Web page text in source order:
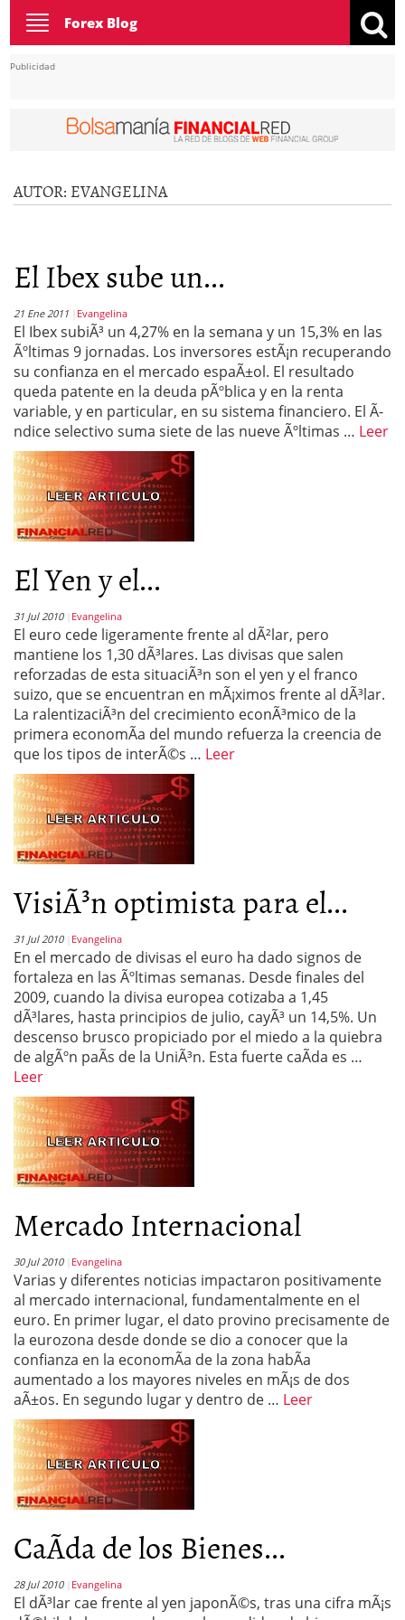
Toggle
navigation
Forex Blog
Publicidad
AUTOR: EVANGELINA
El Ibex sube un...
21 Ene 2011 Evangelina
El Ibex subiÃ³ un 4,27% en la semana y un 15,3% en las
Ãºltimas 9 jornadas. Los inversores estÃ¡n recuperando
su confianza en el mercado espaÃ±ol. El resultado
queda patente en la deuda pÃºblica y en la renta
variable, y en particular, en su sistema financiero. El Ã­
ndice selectivo suma siete de las nueve Ãºltimas … Leer
El Yen y el...
31 Jul 2010 Evangelina
El euro cede ligeramente frente al dÃ²lar, pero
mantiene los 1,30 dÃ³lares. Las divisas que salen
reforzadas de esta situaciÃ³n son el yen y el franco
suizo, que se encuentran en mÃ¡ximos frente al dÃ³lar.
La ralentizaciÃ³n del crecimiento econÃ³mico de la
primera economÃ­a del mundo refuerza la creencia de
que los tipos de interÃ©s … Leer
VisiÃ³n optimista para el...
31 Jul 2010 Evangelina
En el mercado de divisas el euro ha dado signos de
fortaleza en las Ãºltimas semanas. Desde finales del
2009, cuando la divisa europea cotizaba a 1,45
dÃ³lares, hasta principios de julio, cayÃ³ un 14,5%. Un
descenso brusco propiciado por el miedo a la quiebra
de algÃºn paÃ­s de la UniÃ³n. Esta fuerte caÃ­da es …
Leer
Mercado Internacional
30 Jul 2010 Evangelina
Varias y diferentes noticias impactaron positivamente
al mercado internacional, fundamentalmente en el
euro. En primer lugar, el dato provino precisamente de
la eurozona desde donde se dio a conocer que la
confianza en la economÃ­a de la zona habÃ­a
aumentado a los mayores niveles en mÃ¡s de dos
aÃ±os. En segundo lugar y dentro de … Leer
CaÃ­da de los Bienes...
28 Jul 2010 Evangelina
El dÃ³lar cae frente al yen japonÃ©s, tras una cifra mÃ¡s